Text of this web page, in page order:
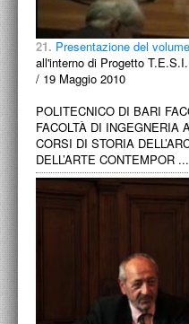
21. Presentazione del
all'interno di Progetto
/ 19 Maggio 2010
POLITECNICO DI BARI
FACOLTÀ DI INGEGNERIA
CORSI DI STORIA
DELL’ARTE CONTEMPOR ...